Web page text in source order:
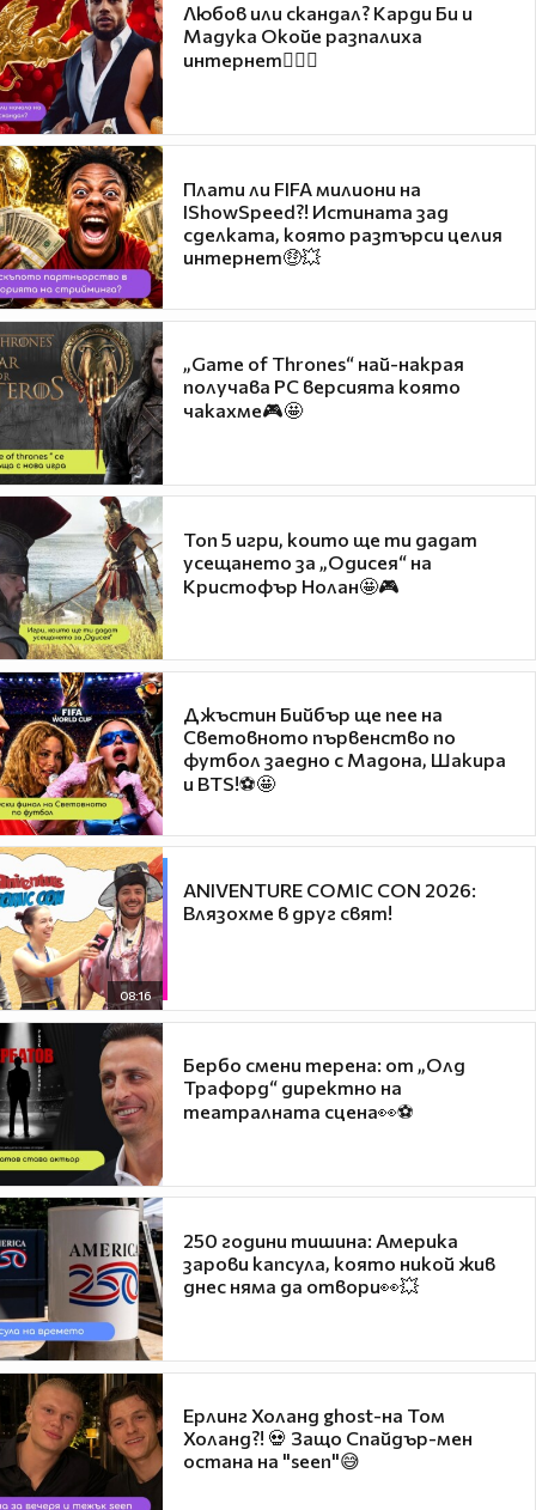
Любов или скандал? Карди Би и
Мадука Окойе разпалиха
интернет❤️‍🔥🔥
Плати ли FIFA милиони на
IShowSpeed?! Истината зад
сделката, която разтърси целия
интернет🤑💥
„Game of Thrones“ най-накрая
получава PC версията която
чакахме🎮🤩
Топ 5 игри, които ще ти дадат
усещането за „Одисея“ на
Кристофър Нолан🤩🎮
Джъстин Бийбър ще пее на
Световното първенство по
футбол заедно с Мадона, Шакира
и BTS!⚽🤩
08:16
ANIVENTURE COMIC CON 2026:
Влязохме в друг свят!
Бербо смени терена: от „Олд
Трафорд“ директно на
театралната сцена👀⚽
250 години тишина: Америка
зарови капсула, която никой жив
днес няма да отвори👀💥
Ерлинг Холанд ghost-на Том
Холанд?! 💀 Защо Спайдър-мен
остана на "seen"😅